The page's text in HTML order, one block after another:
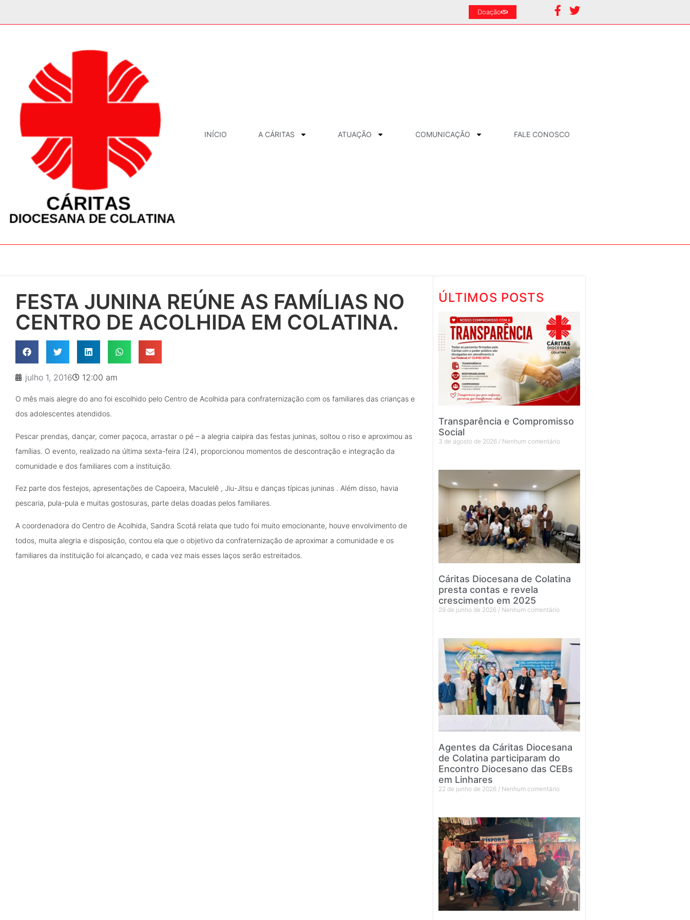
Doação
INÍCIO A CÁRITAS ATUAÇÃO COMUNICAÇÃO FALE CONOSCO
FESTA JUNINA REÚNE AS FAMÍLIAS NO
CENTRO DE ACOLHIDA EM COLATINA.
julho 1, 2016 12:00 am
O mês mais alegre do ano foi escolhido pelo Centro de Acolhida para confraternização com os familiares das crianças e
dos adolescentes atendidos.
Pescar prendas, dançar, comer paçoca, arrastar o pé – a alegria caipira das festas juninas, soltou o riso e aproximou as
famílias. O evento, realizado na última sexta-feira (24), proporcionou momentos de descontração e integração da
comunidade e dos familiares com a instituição.
Fez parte dos festejos, apresentações de Capoeira, Maculelê , Jiu-Jitsu e danças típicas juninas . Além disso, havia
pescaria, pula-pula e muitas gostosuras, parte delas doadas pelos familiares.
A coordenadora do Centro de Acolhida, Sandra Scotá relata que tudo foi muito emocionante, houve envolvimento de
todos, muita alegria e disposição, contou ela que o objetivo da confraternização de aproximar a comunidade e os
familiares da instituição foi alcançado, e cada vez mais esses laços serão estreitados.
ÚLTIMOS POSTS
Transparência e Compromisso
Social
3 de agosto de 2026 Nenhum comentário
Cáritas Diocesana de Colatina
presta contas e revela
crescimento em 2025
29 de junho de 2026 Nenhum comentário
Agentes da Cáritas Diocesana
de Colatina participaram do
Encontro Diocesano das CEBs
em Linhares
22 de junho de 2026 Nenhum comentário